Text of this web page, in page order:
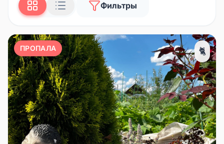
Фильтры
ПРОПАЛА 🐈